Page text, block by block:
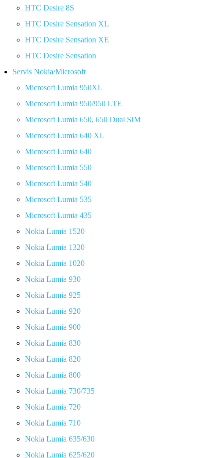
HTC Desire 8S
HTC Desire Sensation XL
HTC Desire Sensation XE
HTC Desire Sensation
Servis Nokia/Microsoft
Microsoft Lumia 950XL
Microsoft Lumia 950/950 LTE
Microsoft Lumia 650, 650 Dual SIM
Microsoft Lumia 640 XL
Microsoft Lumia 640
Microsoft Lumia 550
Microsoft Lumia 540
Microsoft Lumia 535
Microsoft Lumia 435
Nokia Lumia 1520
Nokia Lumia 1320
Nokia Lumia 1020
Nokia Lumia 930
Nokia Lumia 925
Nokia Lumia 920
Nokia Lumia 900
Nokia Lumia 830
Nokia Lumia 820
Nokia Lumia 800
Nokia Lumia 730/735
Nokia Lumia 720
Nokia Lumia 710
Nokia Lumia 635/630
Nokia Lumia 625/620